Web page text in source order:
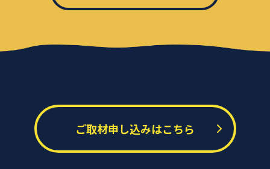
ご取材申し込みはこちら